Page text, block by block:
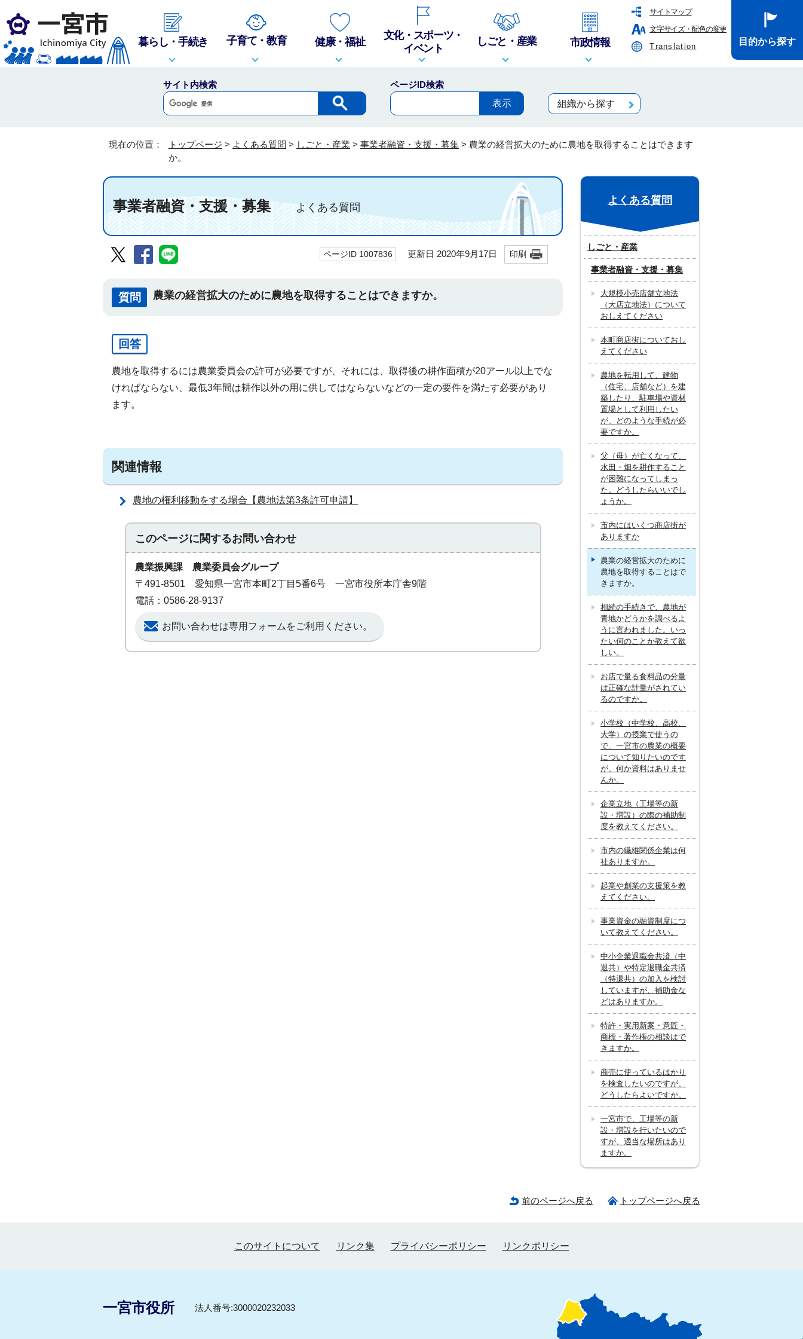
サイトマップ
文字サイズ・配色の変更
Translation
暮らし・手続き 子育て・教育 健康・福祉
文化・スポーツ・
イベント
しごと・産業 市政情報 目的から探す
サイト内検索
ページID検索
組織から探す
現在の位置： トップページ > よくある質問 > しごと・産業 > 事業者融資・支援・募集 > 農業の経営拡大のために農地を取得することはできます
か。
事業者融資・支援・募集よくある質問
ページID 1007836 更新日 2020年9月17日 印刷
質問 農業の経営拡大のために農地を取得することはできますか。
回答
農地を取得するには農業委員会の許可が必要ですが、それには、取得後の耕作面積が20アール以上でな
ければならない、最低3年間は耕作以外の用に供してはならないなどの一定の要件を満たす必要があり
ます。
関連情報
農地の権利移動をする場合【農地法第3条許可申請】
このページに関するお問い合わせ
農業振興課 農業委員会グループ
〒491-8501 愛知県一宮市本町2丁目5番6号 一宮市役所本庁舎9階
電話：0586-28-9137
お問い合わせは専用フォームをご利用ください。
よくある質問
しごと・産業
事業者融資・支援・募集
大規模小売店舗立地法
（大店立地法）について
おしえてください
本町商店街についておし
えてください
農地を転用して、建物
（住宅、店舗など）を建
築したり、駐車場や資材
置場として利用したい
が、どのような手続が必
要ですか。
父（母）が亡くなって、
水田・畑を耕作すること
が困難になってしまっ
た。どうしたらいいでし
ょうか。
市内にはいくつ商店街が
ありますか
農業の経営拡大のために
農地を取得することはで
きますか。
相続の手続きで、農地が
青地かどうかを調べるよ
うに言われました。いっ
たい何のことか教えて欲
しい。
お店で量る食料品の分量
は正確な計量がされてい
るのですか。
小学校（中学校、高校、
大学）の授業で使うの
で、一宮市の農業の概要
について知りたいのです
が、何か資料はありませ
んか。
企業立地（工場等の新
設・増設）の際の補助制
度を教えてください。
市内の繊維関係企業は何
社ありますか。
起業や創業の支援策を教
えてください。
事業資金の融資制度につ
いて教えてください。
中小企業退職金共済（中
退共）や特定退職金共済
（特退共）の加入を検討
していますが、補助金な
どはありますか。
特許・実用新案・意匠・
商標・著作権の相談はで
きますか。
商売に使っているはかり
を検査したいのですが、
どうしたらよいですか。
一宮市で、工場等の新
設・増設を行いたいので
すが、適当な場所はあり
ますか。
前のページへ戻る トップページへ戻る
このサイトについて リンク集 プライバシーポリシー リンクポリシー
一宮市役所 法人番号:3000020232033